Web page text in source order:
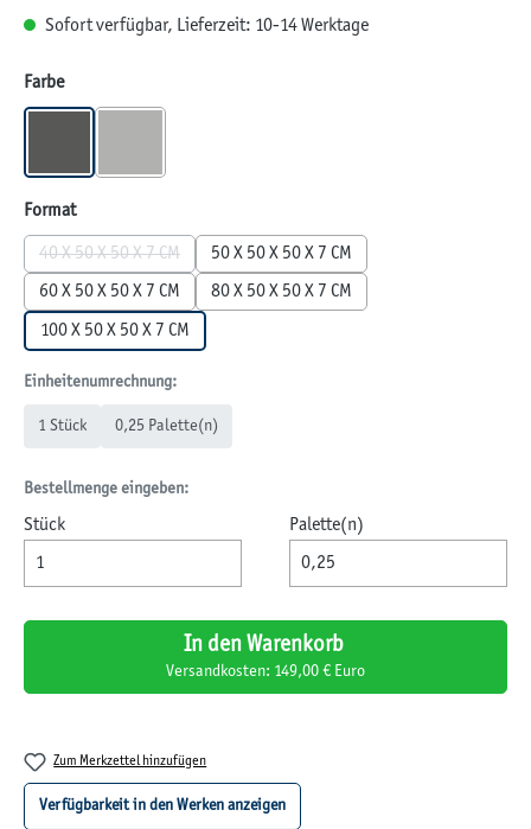
Sofort verfügbar, Lieferzeit: 10-14 Werktage
Farbeauswählen
Formatauswählen
40 X 50 X 50 X 7 CM
(Diese Option ist zurzeit nicht verfügbar.)
50 X 50 X 50 X 7 CM
60 X 50 X 50 X 7 CM 80 X 50 X 50 X 7 CM
100 X 50 X 50 X 7 CM
Einheitenumrechnung:
1 Stück 0,25 Palette(n)
Bestellmenge eingeben:
Stück Palette(n)
In den Warenkorb
Versandkosten: 149,00 € Euro
Zum Merkzettel hinzufügen
Verfügbarkeit in den Werken anzeigen